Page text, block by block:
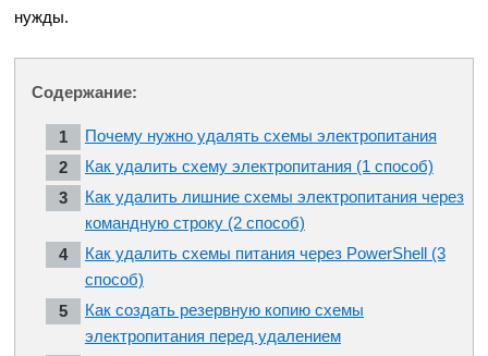
нужды.
Содержание:
Почему нужно удалять схемы электропитания
Как удалить схему электропитания (1 способ)
Как удалить лишние схемы электропитания через
командную строку (2 способ)
Как удалить схемы питания через PowerShell (3
способ)
Как создать резервную копию схемы
электропитания перед удалением